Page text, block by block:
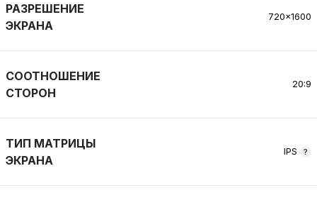
РАЗРЕШЕНИЕ
ЭКРАНА
720×1600
СООТНОШЕНИЕ
СТОРОН
20:9
ТИП МАТРИЦЫ
ЭКРАНА
IPS